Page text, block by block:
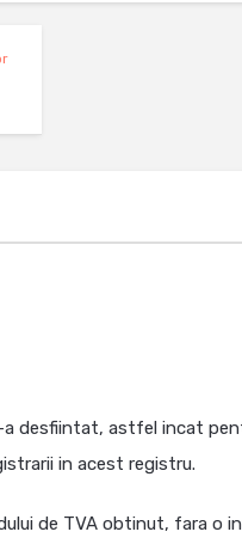
a desfiintat, astfel incat
in acest registru.
de TVA obtinut, fara o